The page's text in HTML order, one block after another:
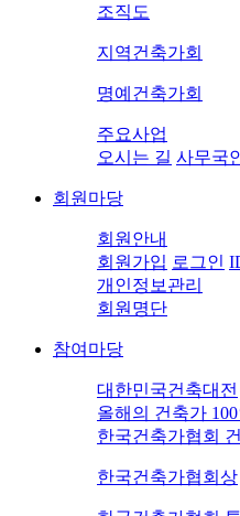
조직도
지역건축가회
명예건축가회
주요사업
오시는 길 사무국
회원마당
회원안내
회원가입 로그인
개인정보관리
회원명단
참여마당
대한민국건축대전
올해의 건축가
한국건축가협회
한국건축가협회상